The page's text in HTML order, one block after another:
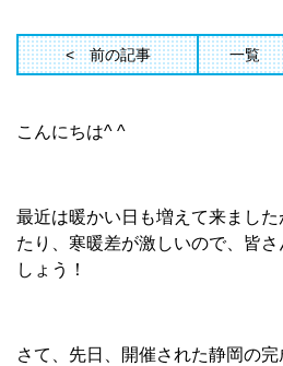
前の記事 一覧
こんにちは^ ^
最近は暖かい日も増えて来まし
たり、寒暖差が激しいので、皆
しょう！
さて、先日、開催された静岡の